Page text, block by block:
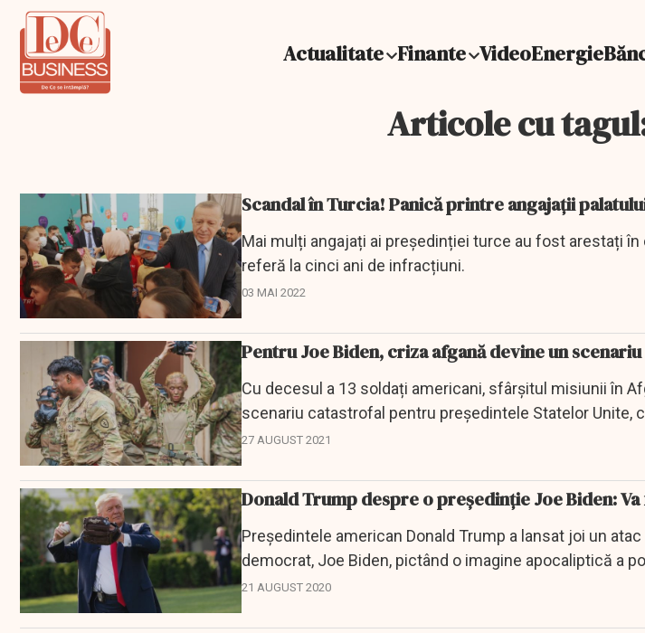
Actualitate Finante VideoEnergie
Articole cu
Scandal în Turcia! Panică printre angajații
Mai mulți angajați ai președinției turce au fost arestați
referă la cinci ani de infracțiuni.
03 MAI 2022
Pentru Joe Biden, criza afgană devine un scenariu
Cu decesul a 13 soldați americani, sfârșitul misiunii în
scenariu catastrofal pentru președintele Statelor Unite,
din...
27 AUGUST 2021
Donald Trump despre o președinție Joe Biden:
Preşedintele american Donald Trump a lansat joi un
democrat, Joe Biden, pictând o imagine apocaliptică a
susţinând că ar...
21 AUGUST 2020